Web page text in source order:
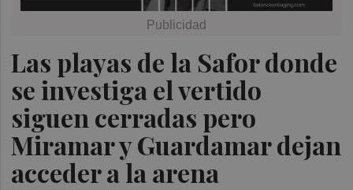
Las playas de la Safor donde
se investiga el vertido
siguen cerradas pero
Miramar y Guardamar dejan
acceder a la arena